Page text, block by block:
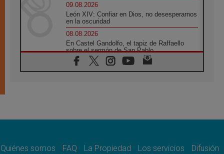
09.08.2026
León XIV: Confiar en Dios, no desesperarnos
en la oscuridad
08.08.2026
En Castel Gandolfo, el tapiz de Raffaello
sobre el sermón de San Pablo
08.08.2026
En Colombia, «la paz no se compra con una
08.08.2026
08.08.2026
Quiénes somos FAQ La Propiedad Los servicios Difusión